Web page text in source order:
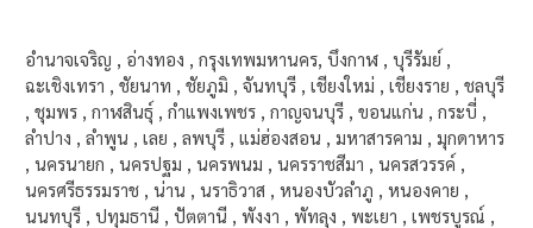
อำนาจเจริญ , อ่างทอง , กรุงเทพมหานคร, บึงกาฬ , บุรีรัมย์ ,
ฉะเชิงเทรา , ชัยนาท , ชัยภูมิ , จันทบุรี , เชียงใหม่ , เชียงราย , ชลบุรี
, ชุมพร , กาฬสินธุ์ , กำแพงเพชร , กาญจนบุรี , ขอนแก่น , กระบี่ ,
ลำปาง , ลำพูน , เลย , ลพบุรี , แม่ฮ่องสอน , มหาสารคาม , มุกดาหาร
, นครนายก , นครปฐม , นครพนม , นครราชสีมา , นครสวรรค์ ,
นครศรีธรรมราช , น่าน , นราธิวาส , หนองบัวลำภู , หนองคาย ,
นนทบุรี , ปทุมธานี , ปัตตานี , พังงา , พัทลุง , พะเยา , เพชรบูรณ์ ,